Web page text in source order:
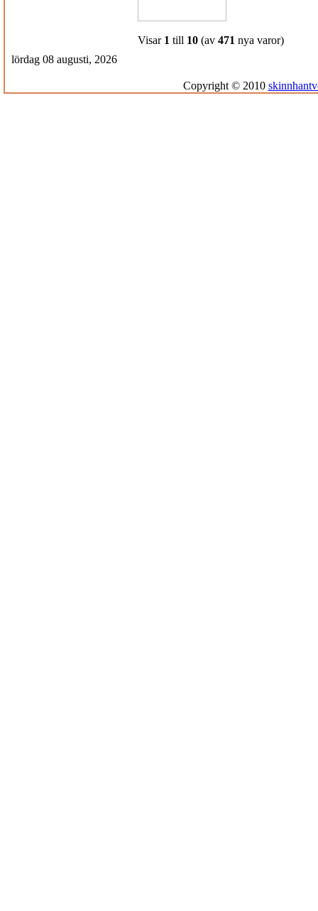
Visar 1 till 10 (av 471 nya varor)
lördag 08 augusti, 2026
Copyright © 2010